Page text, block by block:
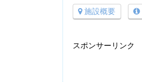
施設概要
スポンサーリンク